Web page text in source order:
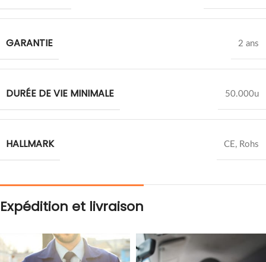
GARANTIE 2 ans
DURÉE DE VIE MINIMALE 50.000u
HALLMARK CE, Rohs
Expédition et livraison